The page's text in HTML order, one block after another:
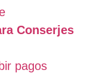
Conserjes
pagos